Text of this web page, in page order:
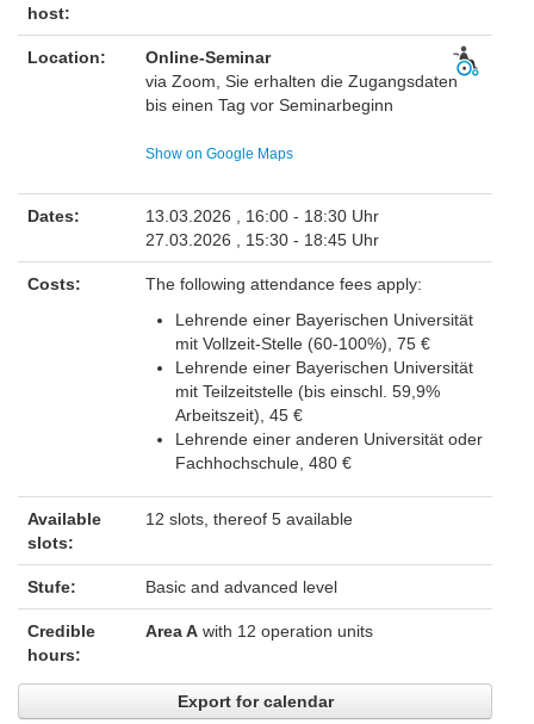
host:
Location:
Online-Seminar
via Zoom, Sie erhalten die Zugangsdaten
bis einen Tag vor Seminarbeginn
Show on Google Maps
Dates:
13.03.2026 , 16:00 - 18:30 Uhr
27.03.2026 , 15:30 - 18:45 Uhr
Costs:
The following attendance fees apply:
Lehrende einer Bayerischen Universität
mit Vollzeit-Stelle (60-100%), 75 €
Lehrende einer Bayerischen Universität
mit Teilzeitstelle (bis einschl. 59,9%
Arbeitszeit), 45 €
Lehrende einer anderen Universität oder
Fachhochschule, 480 €
Available
slots:
12 slots, thereof 5 available
Stufe: Basic and advanced level
Credible
hours:
Area A with 12 operation units
Export for calendar